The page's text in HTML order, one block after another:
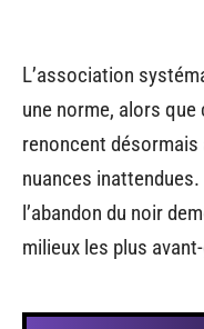
L’association
une norme, alors
renoncent
nuances
l’abandon du noir
milieux les plus